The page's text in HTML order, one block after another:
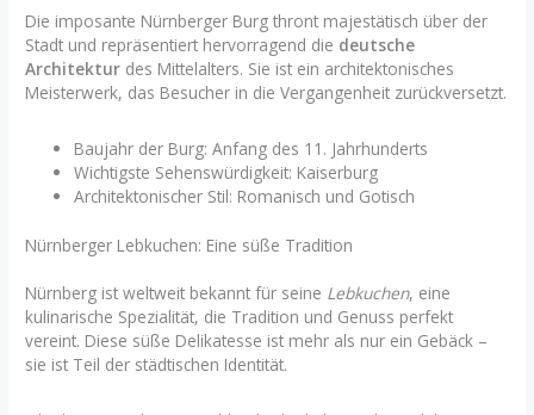
Die imposante Nürnberger Burg thront majestätisch über der
Stadt und repräsentiert hervorragend die deutsche
Architektur des Mittelalters. Sie ist ein architektonisches
Meisterwerk, das Besucher in die Vergangenheit zurückversetzt.
Baujahr der Burg: Anfang des 11. Jahrhunderts
Wichtigste Sehenswürdigkeit: Kaiserburg
Architektonischer Stil: Romanisch und Gotisch
Nürnberger Lebkuchen: Eine süße Tradition
Nürnberg ist weltweit bekannt für seine Lebkuchen, eine
kulinarische Spezialität, die Tradition und Genuss perfekt
vereint. Diese süße Delikatesse ist mehr als nur ein Gebäck –
sie ist Teil der städtischen Identität.